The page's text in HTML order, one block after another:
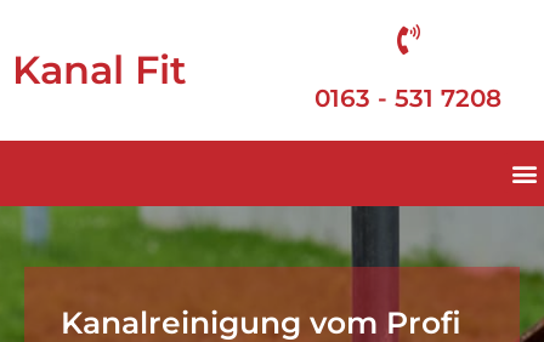
Kanal Fit
0163 - 531 7208
Kanalreinigung vom Profi